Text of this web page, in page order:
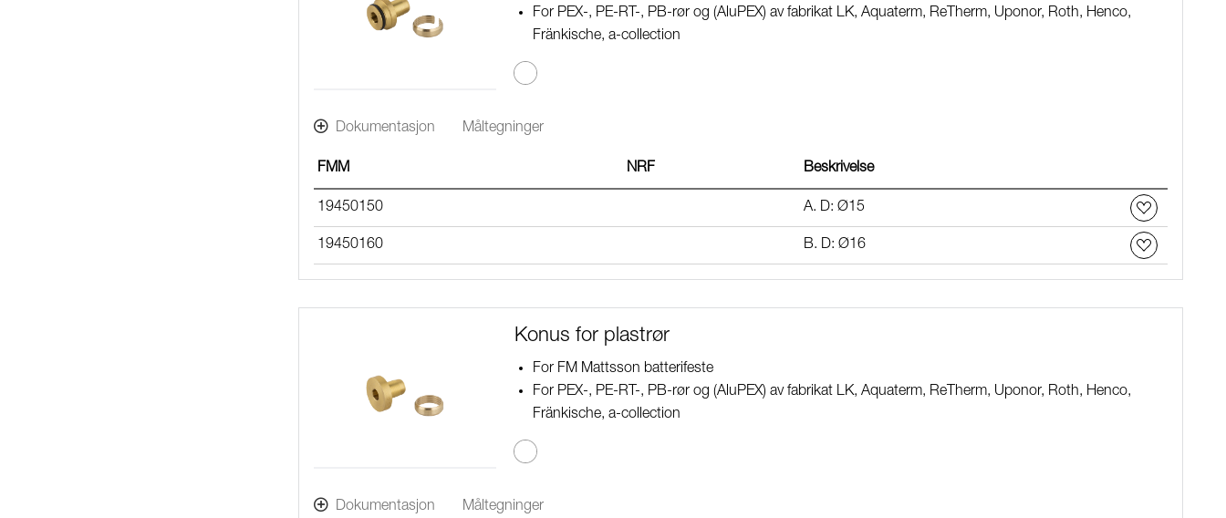
For PEX-, PE-RT-, PB-rør og (AluPEX) av fabrikat LK, Aquaterm, ReTherm, Uponor, Roth, Henco,
Fränkische, a-collection
Dokumentasjon Måltegninger
FMM NRF Beskrivelse
19450150 A. D: Ø15
19450160 B. D: Ø16
Konus for plastrør
For FM Mattsson batterifeste
For PEX-, PE-RT-, PB-rør og (AluPEX) av fabrikat LK, Aquaterm, ReTherm, Uponor, Roth, Henco,
Fränkische, a-collection
Dokumentasjon Måltegninger